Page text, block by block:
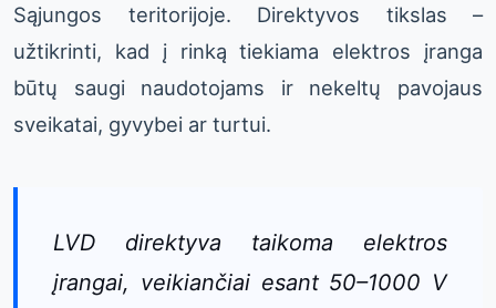
Sąjungos teritorijoje. Direktyvos tikslas –
užtikrinti, kad į rinką tiekiama elektros įranga
būtų saugi naudotojams ir nekeltų pavojaus
sveikatai, gyvybei ar turtui.
LVD direktyva taikoma elektros
įrangai, veikiančiai esant 50–1000 V